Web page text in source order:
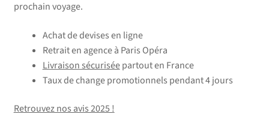
prochain voyage.
Achat de devises en ligne
Retrait en agence à Paris Opéra
Livraison sécuriséepartout en France
Taux de change promotionnels pendant 4 jours
Retrouvez nos avis 2025 !